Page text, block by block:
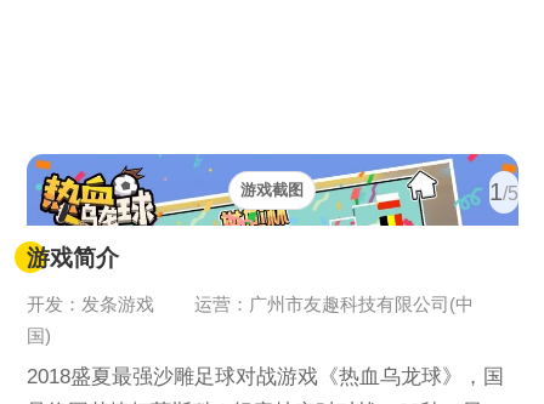
1/5
游戏截图
游戏简介
开发：发条游戏
运营：广州市友趣科技有限公司(中
国)
2018盛夏最强沙雕足球对战游戏《热血乌龙球》，国